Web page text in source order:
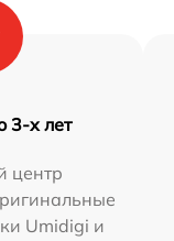
3-х лет
центр
Umidigi и